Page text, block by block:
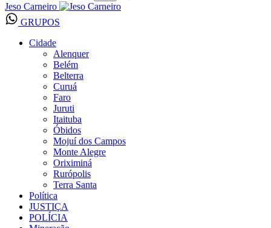
Jeso Carneiro
GRUPOS
Cidade
Alenquer
Belém
Belterra
Curuá
Faro
Juruti
Itaituba
Óbidos
Mojuí dos Campos
Monte Alegre
Oriximiná
Rurópolis
Terra Santa
Política
JUSTIÇA
POLÍCIA